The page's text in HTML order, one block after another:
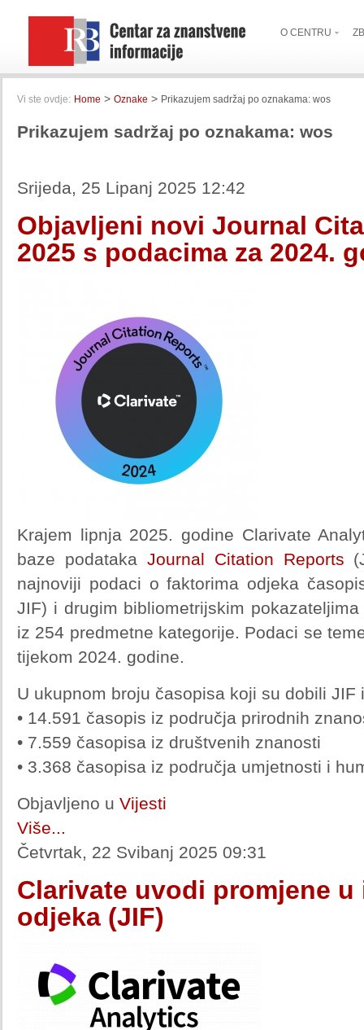
O CENTRU
Vi ste ovdje: Home > Oznake > Prikazujem sadržaj po oznakama: wos
Prikazujem sadržaj po oznakama: wos
Srijeda, 25 Lipanj 2025 12:42
Objavljeni novi Journal
2025 s podacima za 2024.
Krajem lipnja 2025. godine Clarivate
baze podataka Journal Citation Reports
najnoviji podaci o faktorima odjeka
JIF) i drugim bibliometrijskim
iz 254 predmetne kategorije. Podaci se
tijekom 2024. godine.
U ukupnom broju časopisa koji su dobili JIF
• 14.591 časopis iz područja prirodnih
• 7.559 časopisa iz društvenih znanosti
• 3.368 časopisa iz područja umjetnosti i
Objavljeno u Vijesti
Više...
Četvrtak, 22 Svibanj 2025 09:31
Clarivate uvodi promjene
odjeka (JIF)